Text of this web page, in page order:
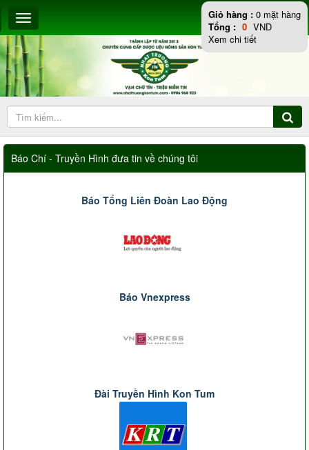
Báo Chí - Truyền Hình đưa tin về chúng tôi
Báo Tổng Liên Đoàn Lao Động
Báo Vnexpress
Đài Truyền Hình Kon Tum
Giỏ hàng : 0 mặt hàng
Tổng : 0 VND
Xem chi tiết